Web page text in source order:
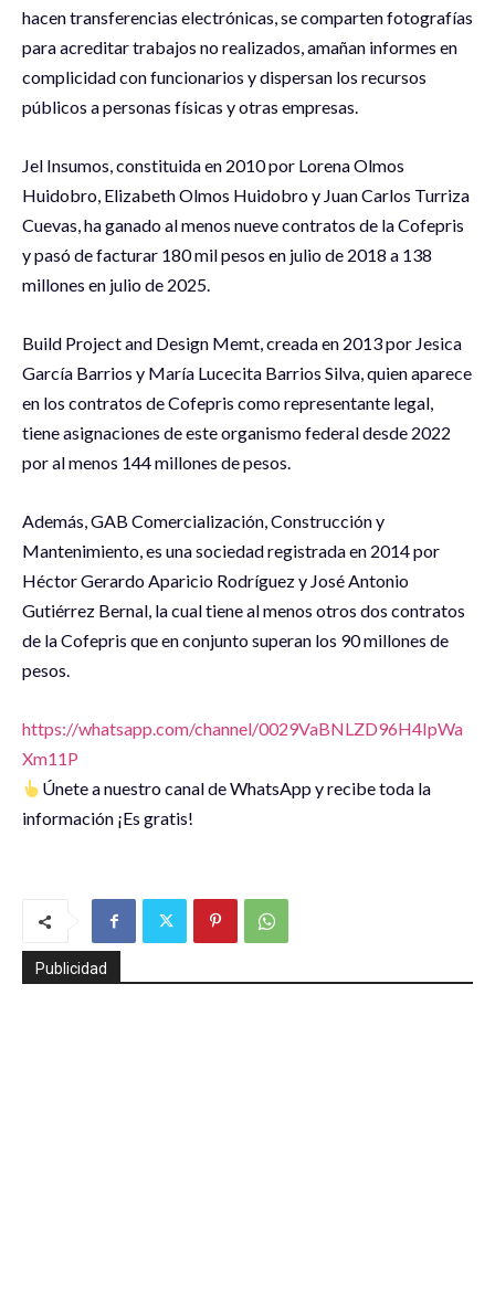
hacen transferencias electrónicas, se comparten fotografías
para acreditar trabajos no realizados, amañan informes en
complicidad con funcionarios y dispersan los recursos
públicos a personas físicas y otras empresas.
Jel Insumos, constituida en 2010 por Lorena Olmos
Huidobro, Elizabeth Olmos Huidobro y Juan Carlos Turriza
Cuevas, ha ganado al menos nueve contratos de la Cofepris
y pasó de facturar 180 mil pesos en julio de 2018 a 138
millones en julio de 2025.
Build Project and Design Memt, creada en 2013 por Jesica
García Barrios y María Lucecita Barrios Silva, quien aparece
en los contratos de Cofepris como representante legal,
tiene asignaciones de este organismo federal desde 2022
por al menos 144 millones de pesos.
Además, GAB Comercialización, Construcción y
Mantenimiento, es una sociedad registrada en 2014 por
Héctor Gerardo Aparicio Rodríguez y José Antonio
Gutiérrez Bernal, la cual tiene al menos otros dos contratos
de la Cofepris que en conjunto superan los 90 millones de
pesos.
https://whatsapp.com/channel/0029VaBNLZD96H4IpWa
Xm11P
Únete a nuestro canal de WhatsApp y recibe toda la
información ¡Es gratis!
Publicidad